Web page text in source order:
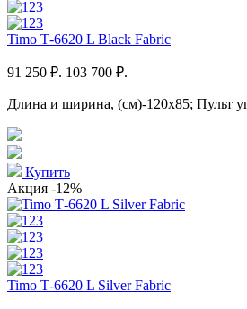
Timo Т-6620 L Black Fabric
91 250 ₽. 103 700 ₽.
Длина и ширина, (см)-120x85; Пульт
Купить
Акция -12%
Timo Т-6620 L Silver Fabric